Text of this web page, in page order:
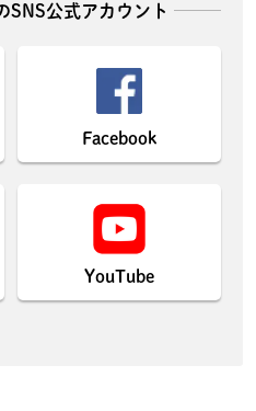
SNS公式アカウント
Facebook
YouTube